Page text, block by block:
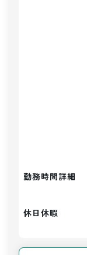
勤務時間詳細
休日休暇